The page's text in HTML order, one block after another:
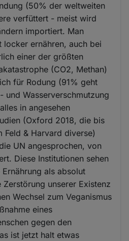
(50% der weltweiten
verfüttert - meist wird
importiert. Man
locker ernähren, auch bei
einer der größten
(CO2, Methan)
für Rodung (91% geht
und Wasserverschmutzung
in angesehen
(Oxford 2018, die bis
Feld & Harvard diverse)
UN angesprochen, von
Diese Institutionen sehen
als absolut
unserer Existenz
Wechsel zum Veganismus
eines
gegen den
ist jetzt halt etwas